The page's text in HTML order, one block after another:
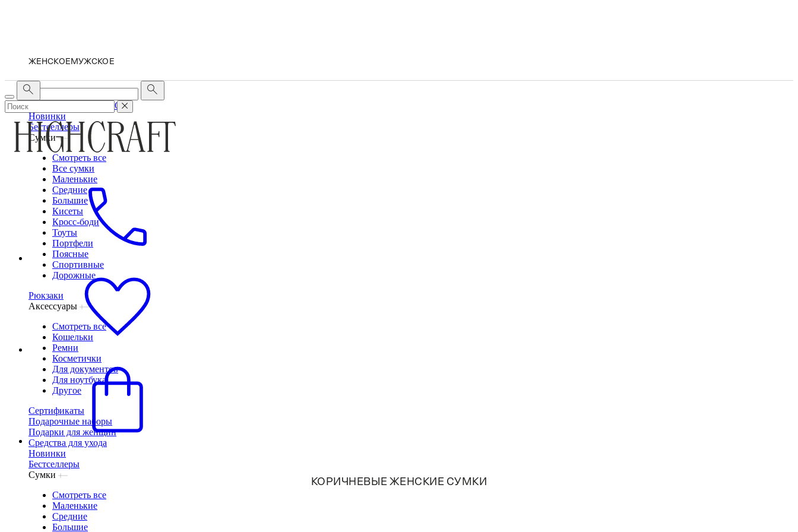
ЖЕНСКОЕ МУЖСКОЕ
МУЖСКОЕ
Новинки
Бестселлеры
Сумки
Смотреть все
Все сумки
Маленькие
Средние
Большие
Кисеты
Кросс-боди
Тоуты
Портфели
Поясные
Спортивные
Дорожные
Рюкзаки
Аксессуары
Смотреть все
Кошельки
Ремни
Косметички
Для документов
Для ноутбука
Другое
Сертификаты
Подарочные наборы
Подарки для женщин
Средства для ухода
Новинки
Бестселлеры
Сумки
Смотреть все
Маленькие
Средние
Большие
КОРИЧНЕВЫЕ ЖЕНСКИЕ СУМКИ